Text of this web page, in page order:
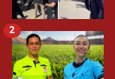
2